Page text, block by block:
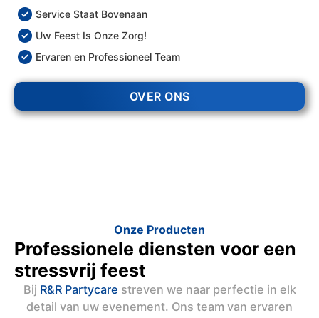
Service Staat Bovenaan
Uw Feest Is Onze Zorg!
Ervaren en Professioneel Team
OVER ONS
Onze Producten
Professionele diensten voor een
stressvrij feest
Bij R&R Partycare streven we naar perfectie in elk
detail van uw evenement. Ons team van ervaren